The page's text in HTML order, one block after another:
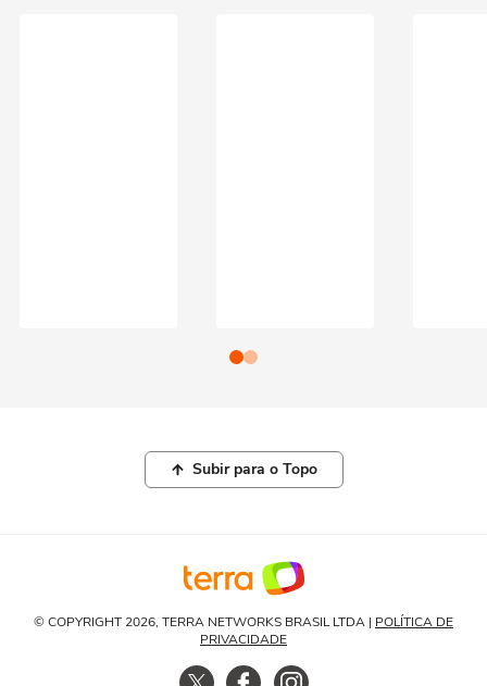
Subir para o Topo
© COPYRIGHT 2026, TERRA NETWORKS BRASIL LTDA | POLÍTICA DE
PRIVACIDADE